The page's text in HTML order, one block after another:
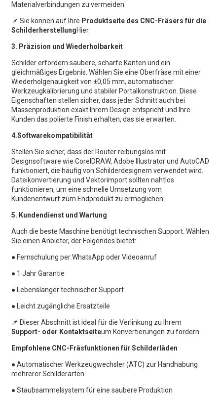
Materialverbindungen zu vermeiden.
📌 Sie können auf Ihre Produktseite des CNC-Fräsers für die
SchilderherstellungHier.
3. Präzision und Wiederholbarkeit
Schilder erfordern saubere, scharfe Kanten und ein
gleichmäßiges Ergebnis. Wählen Sie eine Oberfräse mit einer
Wiederholgenauigkeit von ±0,05 mm, automatischer
Werkzeugkalibrierung und stabiler Portalkonstruktion. Diese
Eigenschaften stellen sicher, dass jeder Schnitt auch bei
Massenproduktion exakt Ihrem Design entspricht und Ihre
Kunden das polierte Finish erhalten, das sie erwarten.
4.Softwarekompatibilität
Stellen Sie sicher, dass der Router reibungslos mit
Designsoftware wie CorelDRAW, Adobe Illustrator und AutoCAD
funktioniert, die häufig von Schilderdesignern verwendet wird.
Dateikonvertierung und Vektorimport sollten nahtlos
funktionieren, um eine schnelle Umsetzung vom
Kundenentwurf zum Endprodukt zu ermöglichen.
5. Kundendienst und Wartung
Auch die beste Maschine benötigt technischen Support. Wählen
Sie einen Anbieter, der Folgendes bietet:
● Fernschulung per WhatsApp oder Videoanruf
● 1 Jahr Garantie
● Lebenslanger technischer Support
● Leicht zugängliche Ersatzteile
📌 Dieser Abschnitt ist ideal für die Verlinkung zu Ihrem
Support- oder Kontaktseiteum Konvertierungen zu fördern.
Empfohlene CNC-Fräsfunktionen für Schilderläden
● Automatischer Werkzeugwechsler (ATC) zur Handhabung
mehrerer Schilderarten
● Staubsammelsystem für eine saubere Produktion